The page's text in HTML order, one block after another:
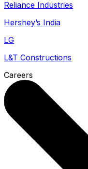
Reliance Industries
Hershey’s India
LG
L&T Constructions
Careers